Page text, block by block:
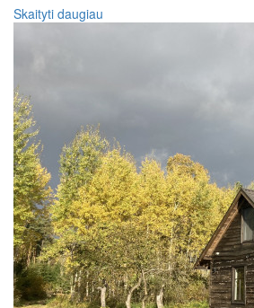
Skaityti daugiau